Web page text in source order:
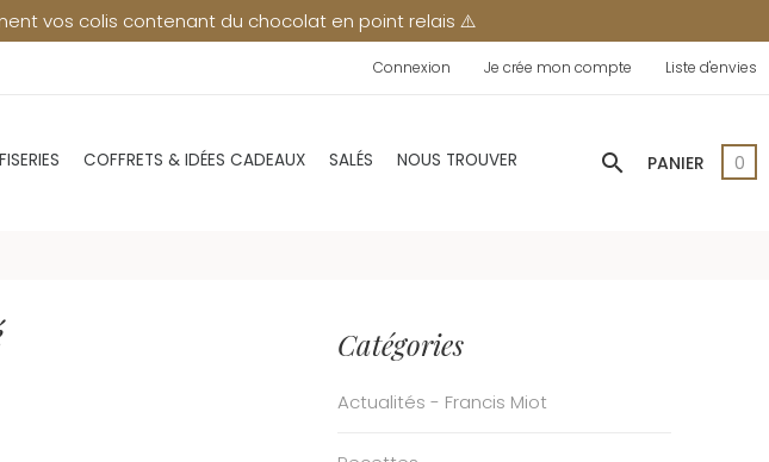
du chocolat en point relais ⚠️
Connexion Je crée mon compte Liste d'envies
COFFRETS & IDÉES CADEAUX SALÉS NOUS TROUVER search PANIER 0
Catégories
Actualités - Francis Miot